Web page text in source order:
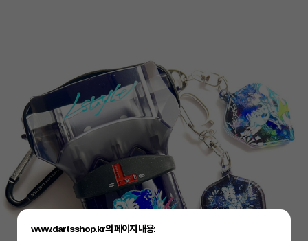
www.dartsshop.kr의 페이지 내용: